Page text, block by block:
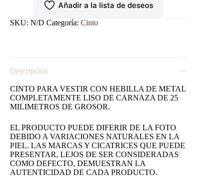
cantidad
Añadir a la lista de deseos
SKU: N/D Categoría: Cinto
Descripción
CINTO PARA VESTIR CON HEBILLA DE METAL
COMPLETAMENTE LISO DE CARNAZA DE 25
MILIMETROS DE GROSOR.
EL PRODUCTO PUEDE DIFERIR DE LA FOTO
DEBIDO A VARIACIONES NATURALES EN LA
PIEL. LAS MARCAS Y CICATRICES QUE PUEDE
PRESENTAR, LEJOS DE SER CONSIDERADAS
COMO DEFECTO, DEMUESTRAN LA
AUTENTICIDAD DE CADA PRODUCTO.